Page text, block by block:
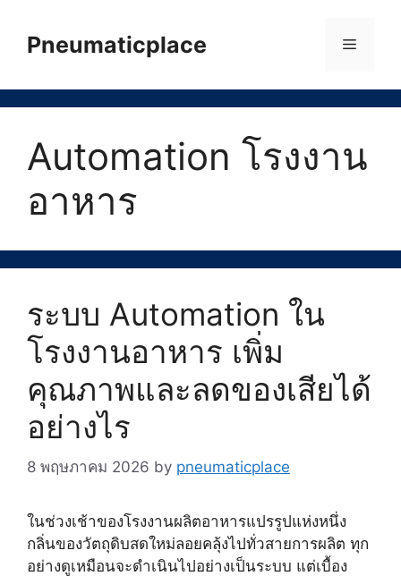
contentPneumaticplace Menu
Automation โรงงาน
อาหาร
ระบบ Automation ใน
โรงงานอาหาร เพิ่ม
คุณภาพและลดของเสียได้
อย่างไร
8 พฤษภาคม 2026 by pneumaticplace
ในช่วงเช้าของโรงงานผลิตอาหารแปรรูปแห่งหนึ่ง
กลิ่นของวัตถุดิบสดใหม่ลอยคลุ้งไปทั่วสายการผลิต ทุก
อย่างดูเหมือนจะดำเนินไปอย่างเป็นระบบ แต่เบื้อง